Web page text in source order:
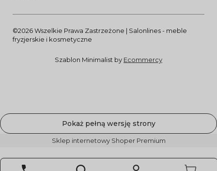
©2026 Wszelkie Prawa Zastrzeżone | Salonlines - meble
fryzjerskie i kosmetyczne
Szablon Minimalist by Ecommercy
Pokaż pełną wersję strony
Sklep internetowy Shoper Premium